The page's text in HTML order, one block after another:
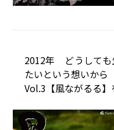
2012年 どうしても
たいという想いから
Vol.3【風ながるる】